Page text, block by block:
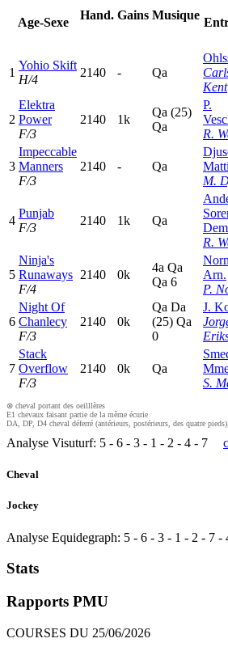
Age-Sexe
Hand. Gains Musique
1
Yohio Skift
H/4
2140 - Qa
Kent
2
Elektra
Power
F/3
2140 1k
Qa (25)
Qa
P.
R.
3
Impeccable
Manners
F/3
2140 - Qa
M.
4
Punjab
F/3
2140 1k Qa
R.
5
Ninja's
Runaways
F/4
2140 0k
4a Qa
Qa 6
Arn.
P.
6
Night Of
Chanlecy
F/3
2140 0k
Qa Da
(25) Qa
0
J.
7
Stack
Overflow
F/3
2140 0k Qa
S.
⊗ cheval portant des oeilllères
E1 chevaux faisant partie de la même écurie
DA, DP, D4 cheval déferré (antérieurs, postérieurs, des quatre
Analyse Visuturf: 5 - 6 - 3 - 1 - 2 - 4 - 7
Cheval
Jockey
Analyse Equidegraph: 5 - 6 - 3 - 1 - 2 - 7 -
Stats
Rapports PMU
COURSES DU 25/06/2026